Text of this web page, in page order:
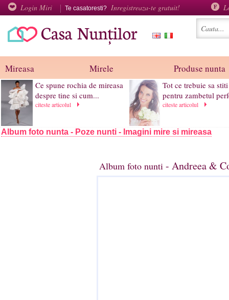
Login Miri Te casatoresti? Inregistreaza-te gratuit!
Mireasa Mirele Produse nunta
Ce spune rochia de mireasa
despre tine si cum...
citeste articolul
Tot ce trebuie sa stiti
pentru zambetul
citeste articolul
Album foto nunta - Poze nunti - Imagini mire si mireasa
Album foto nunti - Andreea &